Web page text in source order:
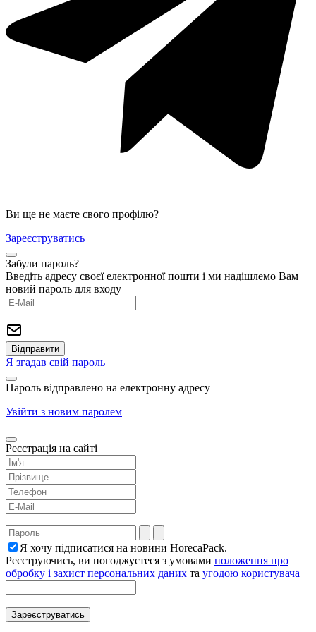
Ви ще не маєте свого профілю?
Зареєструватись
Забули пароль?
Введіть адресу своєї електронної пошти і ми надішлемо Вам
новий пароль для входу
Я згадав свій пароль
Пароль відправлено на електронну адресу
Увійти з новим паролем
Реєстрація на сайті
Я хочу підписатися на новини HorecaPack.
Реєструючись, ви погоджуєтеся з умовами положення про
обробку і захист персональних даних та угодою користувача